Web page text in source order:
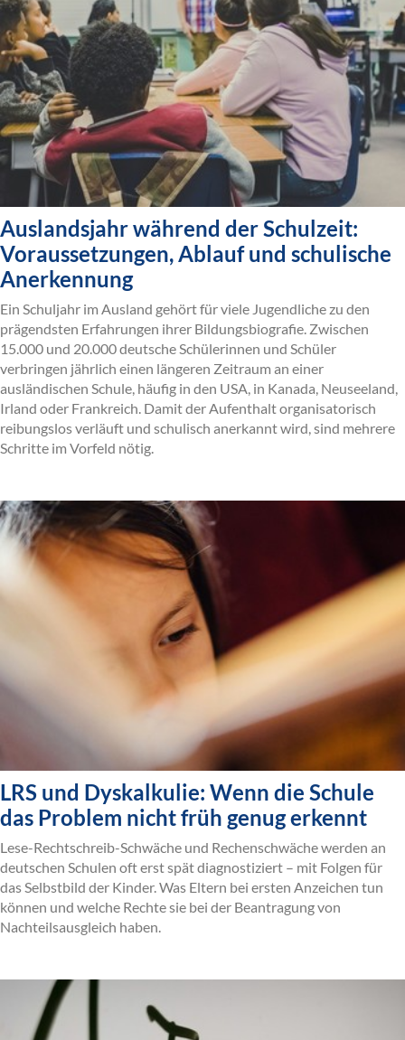
Auslandsjahr während der Schulzeit:
Voraussetzungen, Ablauf und schulische
Anerkennung
Ein Schuljahr im Ausland gehört für viele Jugendliche zu den
prägendsten Erfahrungen ihrer Bildungsbiografie. Zwischen
15.000 und 20.000 deutsche Schülerinnen und Schüler
verbringen jährlich einen längeren Zeitraum an einer
ausländischen Schule, häufig in den USA, in Kanada, Neuseeland,
Irland oder Frankreich. Damit der Aufenthalt organisatorisch
reibungslos verläuft und schulisch anerkannt wird, sind mehrere
Schritte im Vorfeld nötig.
LRS und Dyskalkulie: Wenn die Schule
das Problem nicht früh genug erkennt
Lese-Rechtschreib-Schwäche und Rechenschwäche werden an
deutschen Schulen oft erst spät diagnostiziert – mit Folgen für
das Selbstbild der Kinder. Was Eltern bei ersten Anzeichen tun
können und welche Rechte sie bei der Beantragung von
Nachteilsausgleich haben.